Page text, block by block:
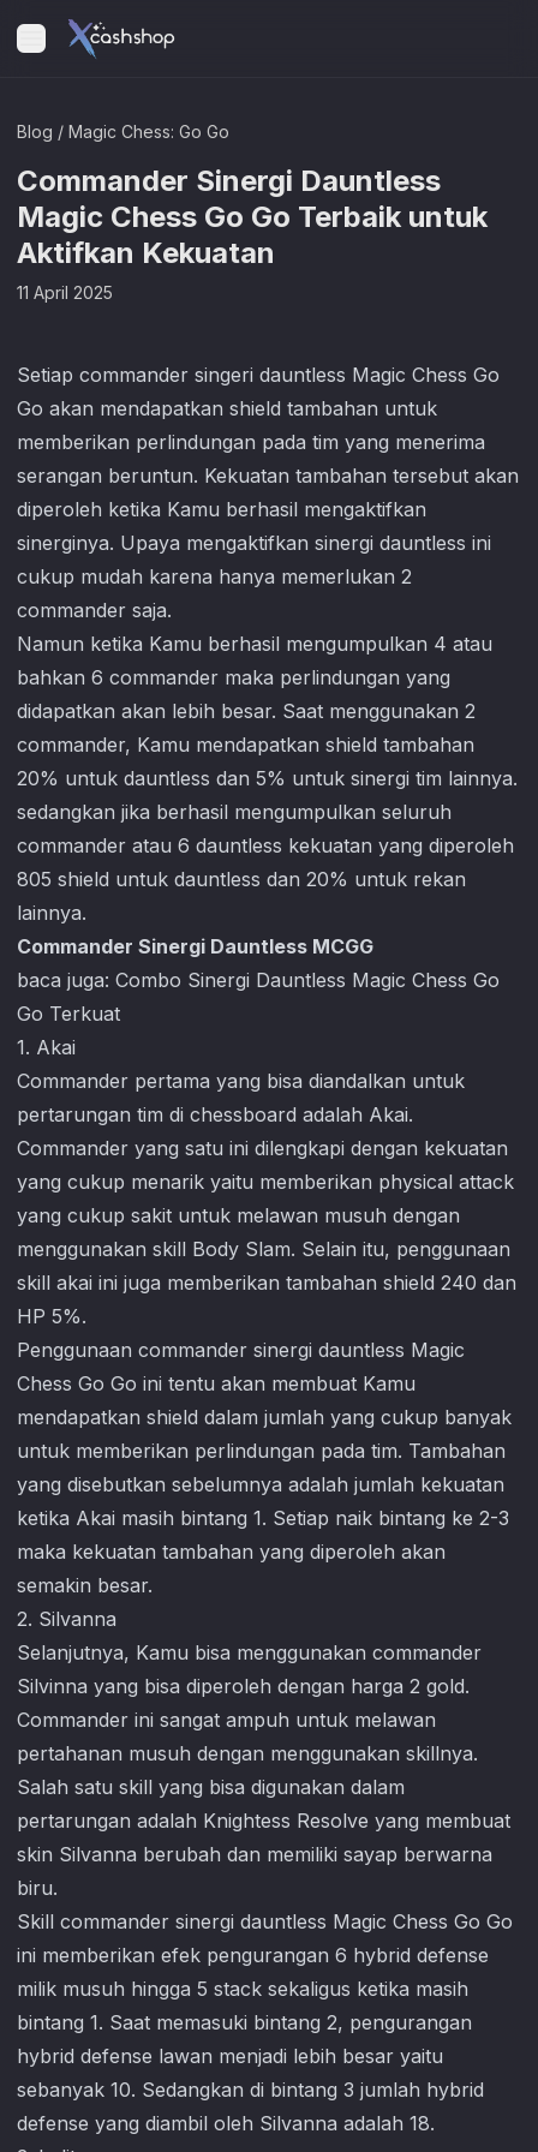
Blog / Magic Chess: Go Go
Commander Sinergi Dauntless
Magic Chess Go Go Terbaik untuk
Aktifkan Kekuatan
11 April 2025
Setiap commander singeri dauntless Magic Chess Go
Go akan mendapatkan shield tambahan untuk
memberikan perlindungan pada tim yang menerima
serangan beruntun. Kekuatan tambahan tersebut akan
diperoleh ketika Kamu berhasil mengaktifkan
sinerginya. Upaya mengaktifkan sinergi dauntless ini
cukup mudah karena hanya memerlukan 2
commander saja.
Namun ketika Kamu berhasil mengumpulkan 4 atau
bahkan 6 commander maka perlindungan yang
didapatkan akan lebih besar. Saat menggunakan 2
commander, Kamu mendapatkan shield tambahan
20% untuk dauntless dan 5% untuk sinergi tim lainnya.
sedangkan jika berhasil mengumpulkan seluruh
commander atau 6 dauntless kekuatan yang diperoleh
805 shield untuk dauntless dan 20% untuk rekan
lainnya.
Commander Sinergi Dauntless MCGG
baca juga: Combo Sinergi Dauntless Magic Chess Go
Go Terkuat
1. Akai
Commander pertama yang bisa diandalkan untuk
pertarungan tim di chessboard adalah Akai.
Commander yang satu ini dilengkapi dengan kekuatan
yang cukup menarik yaitu memberikan physical attack
yang cukup sakit untuk melawan musuh dengan
menggunakan skill Body Slam. Selain itu, penggunaan
skill akai ini juga memberikan tambahan shield 240 dan
HP 5%.
Penggunaan commander sinergi dauntless Magic
Chess Go Go ini tentu akan membuat Kamu
mendapatkan shield dalam jumlah yang cukup banyak
untuk memberikan perlindungan pada tim. Tambahan
yang disebutkan sebelumnya adalah jumlah kekuatan
ketika Akai masih bintang 1. Setiap naik bintang ke 2-3
maka kekuatan tambahan yang diperoleh akan
semakin besar.
2. Silvanna
Selanjutnya, Kamu bisa menggunakan commander
Silvinna yang bisa diperoleh dengan harga 2 gold.
Commander ini sangat ampuh untuk melawan
pertahanan musuh dengan menggunakan skillnya.
Salah satu skill yang bisa digunakan dalam
pertarungan adalah Knightess Resolve yang membuat
skin Silvanna berubah dan memiliki sayap berwarna
biru.
Skill commander sinergi dauntless Magic Chess Go Go
ini memberikan efek pengurangan 6 hybrid defense
milik musuh hingga 5 stack sekaligus ketika masih
bintang 1. Saat memasuki bintang 2, pengurangan
hybrid defense lawan menjadi lebih besar yaitu
sebanyak 10. Sedangkan di bintang 3 jumlah hybrid
defense yang diambil oleh Silvanna adalah 18.